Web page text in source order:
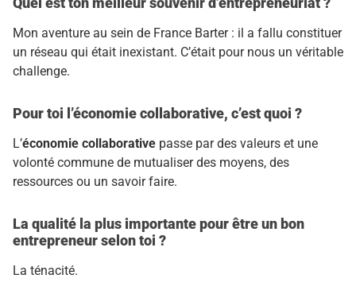
Mon aventure au sein de France Barter : il a fallu constituer
un réseau qui était inexistant. C’était pour nous un véritable
challenge.
Pour toi l’économie collaborative, c’est quoi ?
L’économie collaborative passe par des valeurs et une
volonté commune de mutualiser des moyens, des
ressources ou un savoir faire.
La qualité la plus importante pour être un bon
entrepreneur selon toi ?
La ténacité.